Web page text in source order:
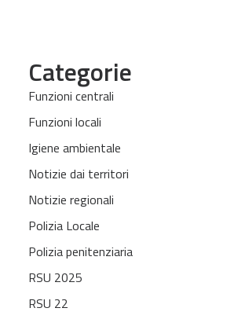
Categorie
Funzioni centrali
Funzioni locali
Igiene ambientale
Notizie dai territori
Notizie regionali
Polizia Locale
Polizia penitenziaria
RSU 2025
RSU 22